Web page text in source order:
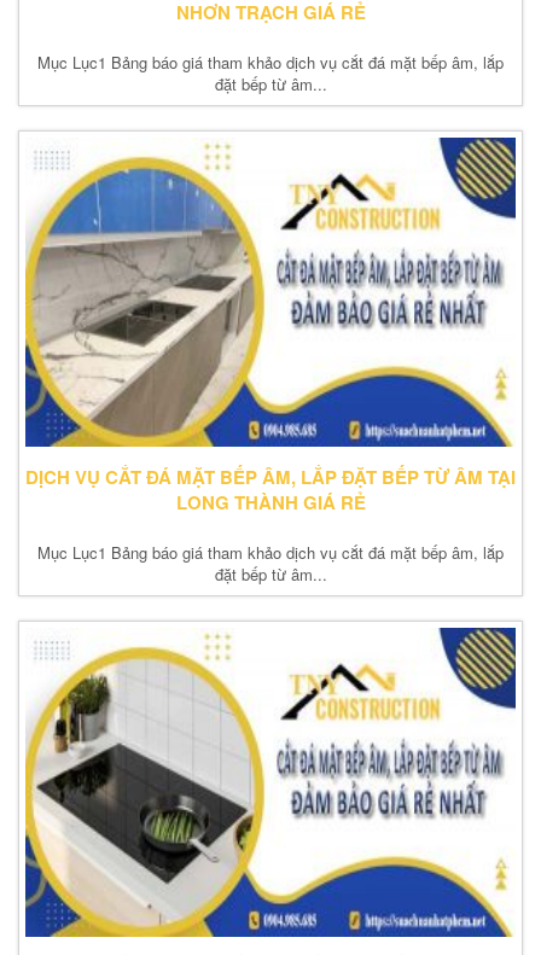
NHƠN TRẠCH GIÁ RẺ
Mục Lục1 Bảng báo giá tham khảo dịch vụ cắt đá mặt bếp âm, lắp
đặt bếp từ âm...
DỊCH VỤ CẮT ĐÁ MẶT BẾP ÂM, LẮP ĐẶT BẾP TỪ ÂM TẠI
LONG THÀNH GIÁ RẺ
Mục Lục1 Bảng báo giá tham khảo dịch vụ cắt đá mặt bếp âm, lắp
đặt bếp từ âm...